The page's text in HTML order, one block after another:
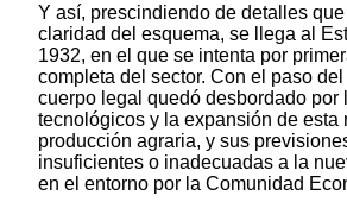
Y así, prescindiendo de detalles
claridad del esquema, se llega al
1932, en el que se intenta por
completa del sector. Con el paso
cuerpo legal quedó desbordado por
tecnológicos y la expansión de esta
producción agraria, y sus
insuficientes o inadecuadas a la
en el entorno por la Comunidad